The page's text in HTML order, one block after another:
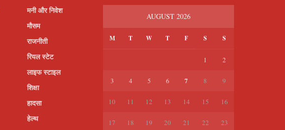
मनी और निवेश
मौसम
राजनीती
रियल स्टेट
लाइफ स्टाइल
शिक्षा
हादसा
हेल्थ
AUGUST 2026
M T W T F S S
1 2
3 4 5 6 7 8 9
10 11 12 13 14 15 16
17 18 19 20 21 22 23